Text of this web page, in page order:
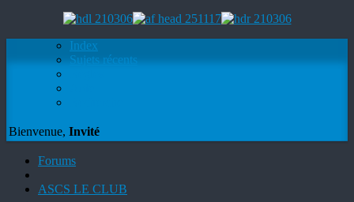
Index
Sujets récents
Bienvenue, Invité
Forums
ASCS LE CLUB